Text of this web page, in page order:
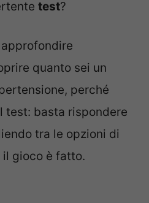
test?
quanto sei un
perché
test: basta rispondere
tra le opzioni di
gioco è fatto.